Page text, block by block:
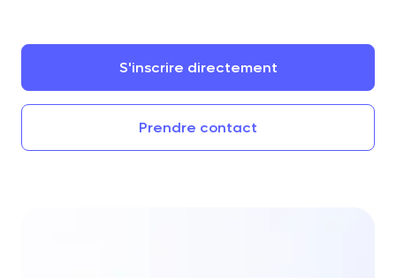
S'inscrire directement
Prendre contact